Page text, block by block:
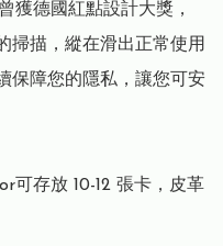
獲德國紅點設計大獎，
掃描，縱在滑出正常使用
保障您的隱私，讓您可安
可存放 10-12 張卡，皮革